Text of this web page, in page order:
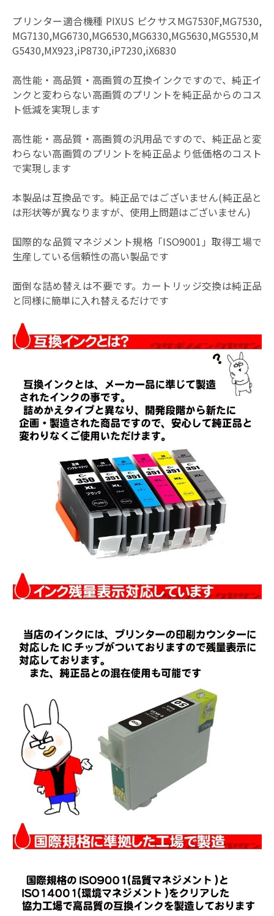
プリンター適合機種 PIXUS ピクサスMG7530F,MG7530,
MG7130,MG6730,MG6530,MG6330,MG5630,MG5530,M
G5430,MX923,iP8730,iP7230,iX6830
高性能・高品質・高画質の互換インクですので、純正イ
ンクと変わらない高画質のプリントを純正品からのコス
ト低減を実現します
高性能・高品質・高画質の汎用品ですので、純正品と変
わらない高画質のプリントを純正品より低価格のコスト
で実現します
本製品は互換品です。純正品ではございません(純正品と
は形状等が異なりますが、使用上問題はございません)
国際的な品質マネジメント規格「ISO9001」取得工場で
生産している信頼性の高い製品です
面倒な詰め替えは不要です。カートリッジ交換は純正品
と同様に簡単に入れ替えるだけです